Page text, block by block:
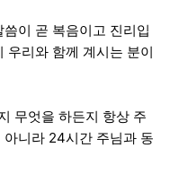
이 곧 복음이고 진리입
우리와 함께 계시는 분이
무엇을 하든지 항상 주
니라 24시간 주님과 동